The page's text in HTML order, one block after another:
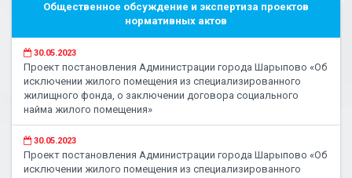
Общественное обсуждение и экспертиза проектов
нормативных актов
30.05.2023
Проект постановления Администрации города Шарыпово «Об
исключении жилого помещения из специализированного
жилищного фонда, о заключении договора социального
найма жилого помещения»
30.05.2023
Проект постановления Администрации города Шарыпово «Об
исключении жилого помещения из специализированного